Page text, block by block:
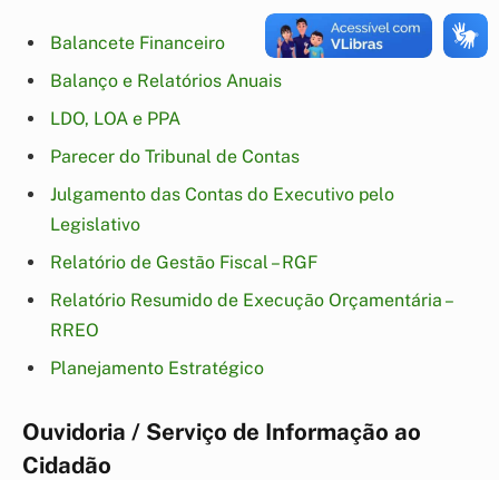
Balancete Financeiro
Balanço e Relatórios Anuais
LDO, LOA e PPA
Parecer do Tribunal de Contas
Julgamento das Contas do Executivo pelo
Legislativo
Relatório de Gestão Fiscal – RGF
Relatório Resumido de Execução Orçamentária –
RREO
Planejamento Estratégico
Ouvidoria / Serviço de Informação ao
Cidadão